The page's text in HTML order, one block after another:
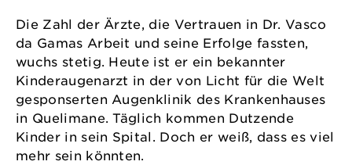
Die Zahl der Ärzte, die Vertrauen in Dr. Vasco
da Gamas Arbeit und seine Erfolge fassten,
wuchs stetig. Heute ist er ein bekannter
Kinderaugenarzt in der von Licht für die Welt
gesponserten Augenklinik des Krankenhauses
in Quelimane. Täglich kommen Dutzende
Kinder in sein Spital. Doch er weiß, dass es viel
mehr sein könnten.